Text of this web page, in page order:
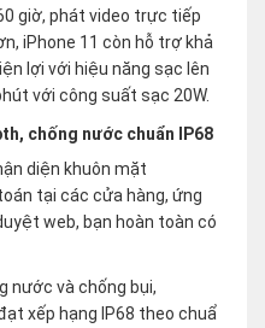
giờ, phát video trực tiếp
iPhone 11 còn hỗ trợ khả
lợi với hiệu năng sạc lên
với công suất sạc 20W.
chống nước chuẩn IP68
diện khuôn mặt
tại các cửa hàng, ứng
web, bạn hoàn toàn có
nước và chống bụi,
xếp hạng IP68 theo chuẩ